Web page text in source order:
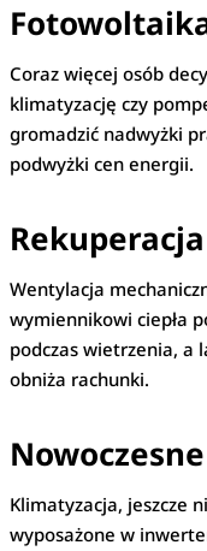
Coraz więcej osób
klimatyzację czy
gromadzić nadwyżki
podwyżki cen energii.
Wentylacja
wymiennikowi ciepła
podczas wietrzenia, a
obniża rachunki.
Klimatyzacja, jeszcze
wyposażone w